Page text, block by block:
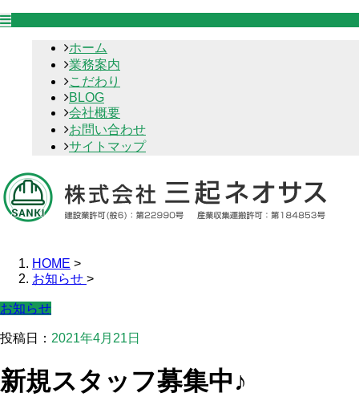
ホーム
業務案内
こだわり
BLOG
会社概要
お問い合わせ
サイトマップ
HOME >
お知らせ >
お知らせ
投稿日： 2021年4月21日
新規スタッフ募集中♪